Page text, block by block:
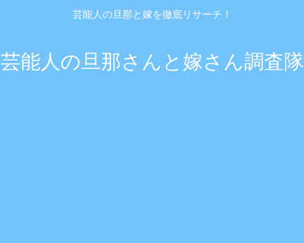
芸能人の旦那と嫁を徹底リサーチ！
芸能人の旦那さんと嫁さん調査隊